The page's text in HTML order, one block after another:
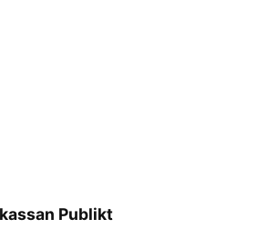
Publikt